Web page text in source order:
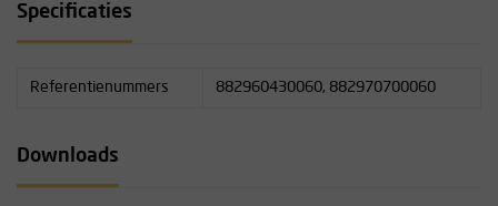
Specificaties
Referentienummers 882960430060, 882970700060
Downloads